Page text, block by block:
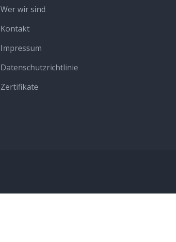
Wer wir sind
Kontakt
Impressum
Datenschutzrichtlinie
Zertifikate